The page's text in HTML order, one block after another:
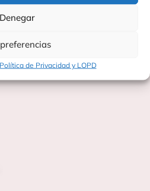
Denegar
de Privacidad y LOPD